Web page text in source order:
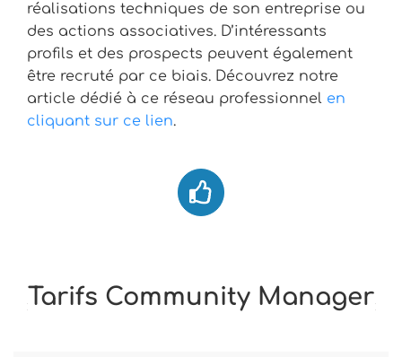
réalisations techniques de son entreprise ou
des actions associatives. D’intéressants
profils et des prospects peuvent également
être recruté par ce biais. Découvrez notre
article dédié à ce réseau professionnel en
cliquant sur ce lien.
Tarifs Community Manager